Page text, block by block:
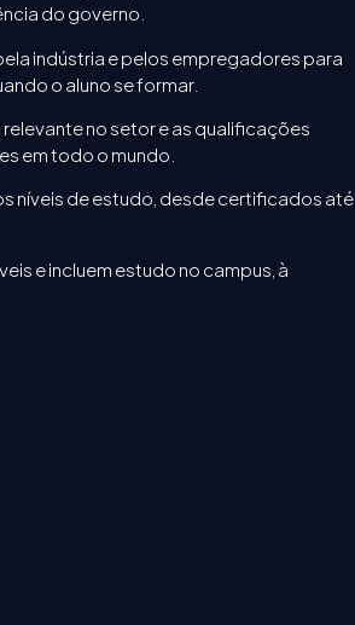
do governo.
indústria e pelos empregadores para
o aluno se formar.
no setor e as qualificações
em todo o mundo.
níveis de estudo, desde certificados até
e incluem estudo no campus, à